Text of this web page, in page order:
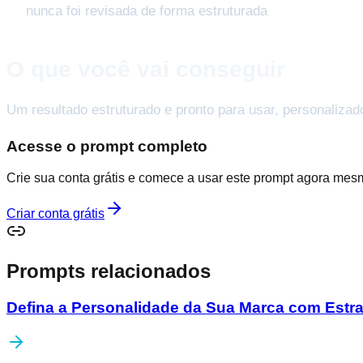
nunca foi revisada de forma estruturada
Um resultado estruturado e pronto para usar,
Acesse o prompt completo
Crie sua conta grátis e comece a usar este prompt agora
Criar conta grátis
Prompts relacionados
Defina a Personalidade da Sua Marca com